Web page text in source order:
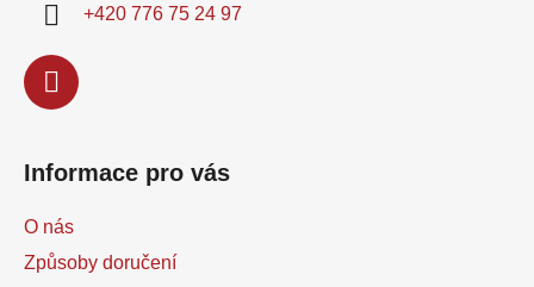
+420 776 75 24 97
Informace pro vás
O nás
Způsoby doručení